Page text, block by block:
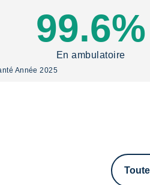
99.6%
En ambulatoire
Année 2025
délai
d'un RDV
dans nos